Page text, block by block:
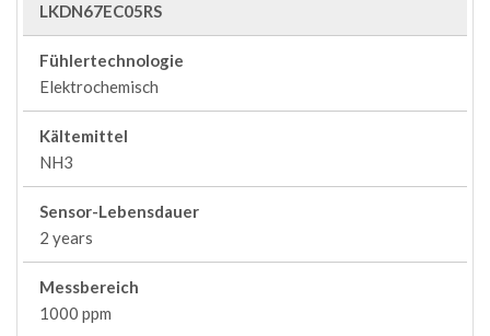
LKDN67EC05RS
Fühlertechnologie
Elektrochemisch
Kältemittel
NH3
Sensor-Lebensdauer
2 years
Messbereich
1000 ppm